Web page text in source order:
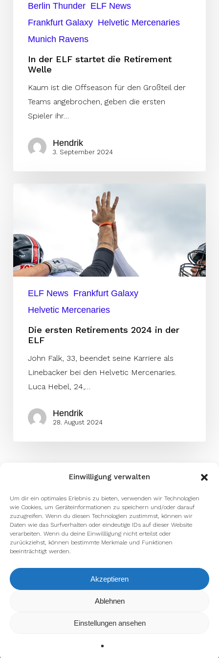
Einwilligung verwalten
Um dir ein optimales Erlebnis zu bieten, verwenden wir Technologien
wie Cookies, um Geräteinformationen zu speichern und/oder darauf
zuzugreifen. Wenn du diesen Technologien zustimmst, können wir
Daten wie das Surfverhalten oder eindeutige IDs auf dieser Website
verarbeiten. Wenn du deine Einwillligung nicht erteilst oder
zurückziehst, können bestimmte Merkmale und Funktionen
beeinträchtigt werden.
Akzeptieren
Ablehnen
Einstellungen ansehen
Berlin Thunder ELF News
Frankfurt Galaxy Helvetic Mercenaries
Munich Ravens
In der ELF startet die Retirement
Welle
Kaum ist die Offseason für den Großteil der
Teams angebrochen, geben die ersten
Spieler ihr…
Hendrik
3. September 2024
2024
in
der
ELF
ELF News Frankfurt Galaxy
Helvetic Mercenaries
Die ersten Retirements 2024 in der
ELF
John Falk, 33, beendet seine Karriere als
Linebacker bei den Helvetic Mercenaries.
Luca Hebel, 24,…
Hendrik
28. August 2024
Wir verwenden Cookies, um dir die bestmögliche Erfahrung auf
kannst du erfahren, welche Cookies wir
verwenden oder sie ausschalten.